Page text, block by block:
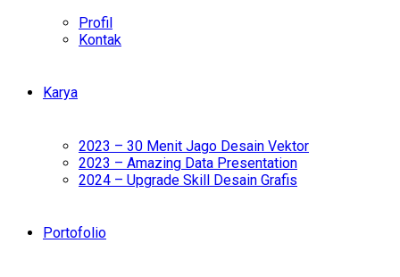
Profil
Kontak
Karya
2023 – 30 Menit Jago Desain Vektor
2023 – Amazing Data Presentation
2024 – Upgrade Skill Desain Grafis
Portofolio